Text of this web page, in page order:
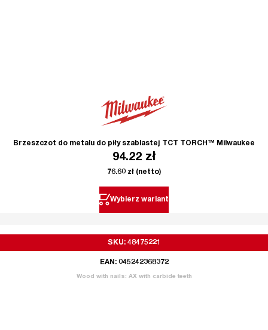
Brzeszczot do metalu do piły szablastej TCT TORCH™ Milwaukee
94.22 zł
76.60 zł (netto)
Wybierz wariant
SKU: 48475221
EAN: 045242368372
Wood with nails: AX with carbide teeth